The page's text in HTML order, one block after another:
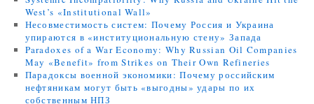
West’s «Institutional Wall»
Несовместимость систем: Почему Россия и Украина
упираются в «институциональную стену» Запада
Paradoxes of a War Economy: Why Russian Oil Companies
May «Benefit» from Strikes on Their Own Refineries
Парадоксы военной экономики: Почему российским
нефтяникам могут быть «выгодны» удары по их
собственным НПЗ